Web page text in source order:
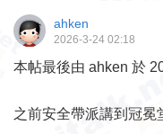
ahken
2026-3-24 02:18
本帖最後由 ahken 於
之前安全帶派講到冠冕